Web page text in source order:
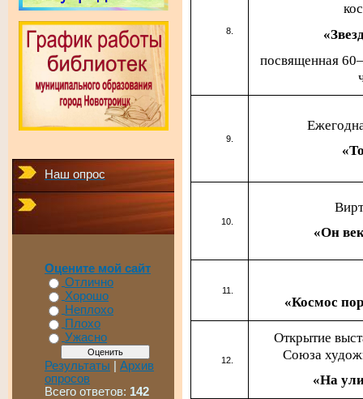
Наш опрос
Оцените мой сайт
Отлично
Хорошо
Неплохо
Плохо
Ужасно
Результаты | Архив
опросов
Всего ответов: 142
посвященная
«Он
«Космос
Открытие
Союза
«На